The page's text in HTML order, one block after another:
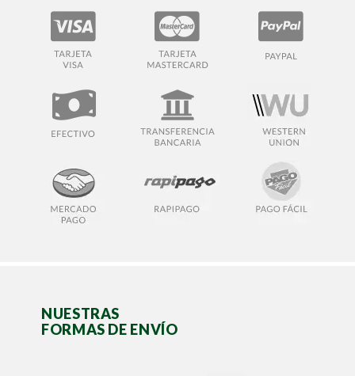
NUESTRAS
FORMAS DE ENVÍO